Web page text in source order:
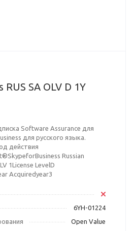
SA OLV D 1Y
Software Assurance для
для русского языка.
действия
Russian
1License LevelD
Acquiredyear3
6YH-01224
Open Value